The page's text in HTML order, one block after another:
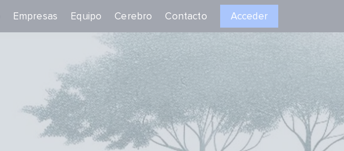
Empresas Equipo Cerebro Contacto Acceder